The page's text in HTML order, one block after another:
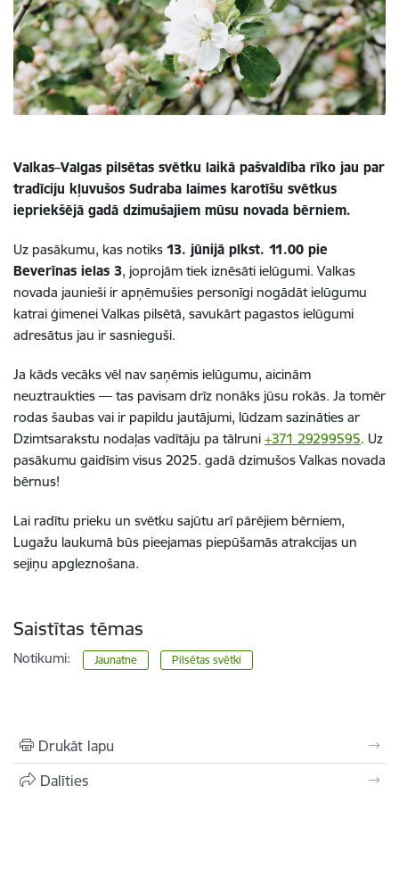
Valkas–Valgas pilsētas svētku laikā pašvaldība rīko jau par
tradīciju kļuvušos Sudraba laimes karotīšu svētkus
iepriekšējā gadā dzimušajiem mūsu novada bērniem.
Uz pasākumu, kas notiks 13. jūnijā plkst. 11.00 pie
Beverīnas ielas 3, joprojām tiek iznēsāti ielūgumi. Valkas
novada jaunieši ir apņēmušies personīgi nogādāt ielūgumu
katrai ģimenei Valkas pilsētā, savukārt pagastos ielūgumi
adresātus jau ir sasnieguši.
Ja kāds vecāks vēl nav saņēmis ielūgumu, aicinām
neuztraukties — tas pavisam drīz nonāks jūsu rokās. Ja tomēr
rodas šaubas vai ir papildu jautājumi, lūdzam sazināties ar
Dzimtsarakstu nodaļas vadītāju pa tālruni +371 29299595. Uz
pasākumu gaidīsim visus 2025. gadā dzimušos Valkas novada
bērnus!
Lai radītu prieku un svētku sajūtu arī pārējiem bērniem,
Lugažu laukumā būs pieejamas piepūšamās atrakcijas un
sejiņu apgleznošana.
Saistītas tēmas
Notikumi: Jaunatne Pilsētas svētki
Drukāt lapu
Dalīties